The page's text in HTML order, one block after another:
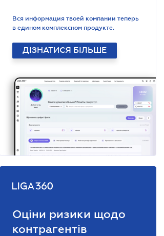
Вся информация твоей компании теперь
в едином комплексном продукте.
ДІЗНАТИСЯ БІЛЬШЕ
Оціни ризики щодо
контрагентів